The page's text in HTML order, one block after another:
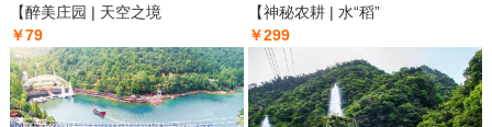
【醉美庄园 | 天空之境
￥79
【神秘农耕 | 水“稻”
￥299